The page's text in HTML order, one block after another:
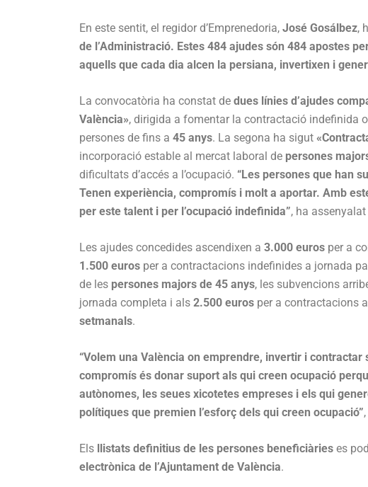
En este sentit, el regidor d’Emprenedoria, José Gosálbez,
de l’Administració. Estes 484 ajudes són 484 apostes
aquells que cada dia alcen la persiana, invertixen i
La convocatòria ha constat de dues línies d’ajudes
València», dirigida a fomentar la contractació indefinida
persones de fins a 45 anys. La segona ha sigut
incorporació estable al mercat laboral de persones
dificultats d’accés a l’ocupació. “Les persones que han
Tenen experiència, compromís i molt a aportar. Amb
per este talent i per l’ocupació indefinida”, ha
Les ajudes concedides ascendixen a 3.000 euros per a
1.500 euros per a contractacions indefinides a jornada
de les persones majors de 45 anys, les subvencions
jornada completa i als 2.500 euros per a contractacions
setmanals.
“Volem una València on emprendre, invertir i
compromís és donar suport als qui creen ocupació
autònomes, les seues xicotetes empreses i els qui
polítiques que premien l’esforç dels qui creen ocupació”
Els llistats definitius de les persones beneficiàries es
electrònica de l’Ajuntament de València.